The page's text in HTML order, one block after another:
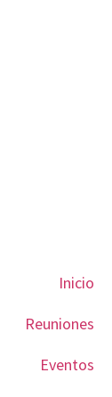
Inicio
Reuniones
Eventos